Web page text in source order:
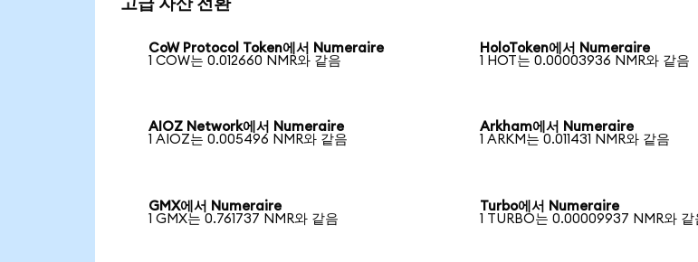
고급 자산 전환
CoW Protocol Token에서 Numeraire
1 COW는 0.012660 NMR와 같음
HoloToken에서 Numeraire
1 HOT는 0.00003936 NMR와 같음
AIOZ Network에서 Numeraire
1 AIOZ는 0.005496 NMR와 같음
Arkham에서 Numeraire
1 ARKM는 0.011431 NMR와 같음
GMX에서 Numeraire
1 GMX는 0.761737 NMR와 같음
Turbo에서 Numeraire
1 TURBO는 0.00009937 NMR와 같